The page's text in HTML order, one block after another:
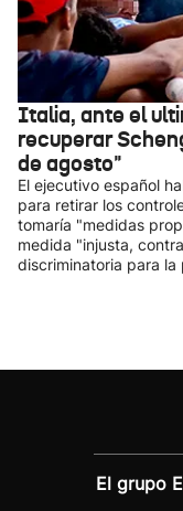
Italia, ante el
recuperar
de agosto"
El ejecutivo español
para retirar los
tomaría "medidas
medida "injusta,
discriminatoria para la
El grupo